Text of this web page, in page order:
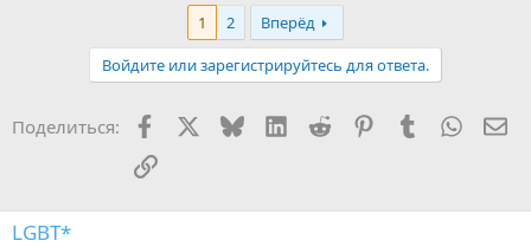
1 2
Вперёд
Войдите или зарегистрируйтесь для ответа.
Поделиться: Facebook BlueskyLinkedIn
Reddit PinterestTumblr
Ссылка
LGBT*